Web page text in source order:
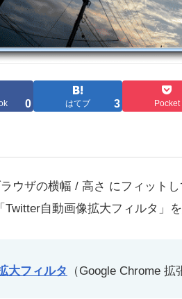
0 はてブ 3 Pocket
ウザの横幅 / 高さ にフィット
Twitter自動画像拡大フィルタ」
大フィルタ （Google Chrome 拡